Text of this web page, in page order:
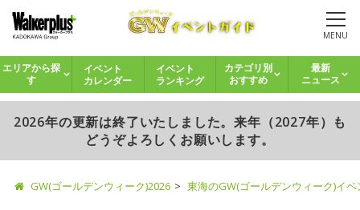
MENU
エリアから探
す
イベント
カレンダー
イベント
ランキング
カテゴリ別
おすすめ
最新
ニュース
2026年の更新は終了いたしました。来年（2027年）も
どうぞよろしくお願いします。
GW(ゴールデンウィーク)2026 東海のGW(ゴールデンウィーク)イ